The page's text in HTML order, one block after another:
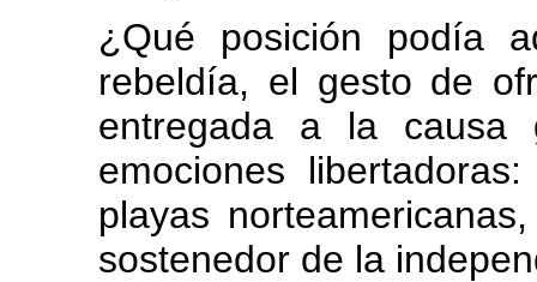
¿Qué posición podía
rebeldía, el gesto de
entregada a la causa
emociones
playas
sostenedor de la